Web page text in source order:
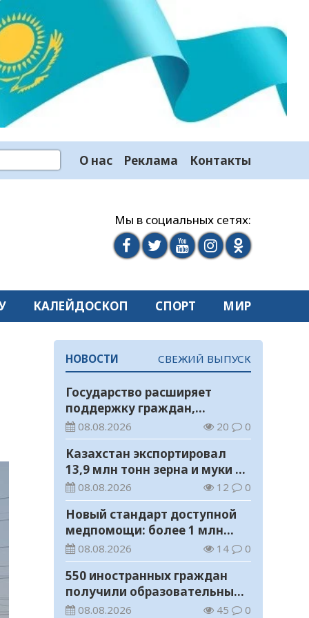
О нас Реклама Контакты
Мы в социальных сетях:
КАЛЕЙДОСКОП СПОРТ МИР
НОВОСТИ СВЕЖИЙ ВЫПУСК
Государство расширяет
поддержку граждан,
переезжающих в новые
регионы для работы
08.08.2026 20 0
Казахстан экспортировал
13,9 млн тонн зерна и муки в
зерновом эквиваленте
08.08.2026 12 0
Новый стандарт доступной
медпомощи: более 1 млн
казахстанцев получили
телемедицинские услуги
08.08.2026 14 0
550 иностранных граждан
получили образовательные
гранты для обучения в
08.08.2026 45 0